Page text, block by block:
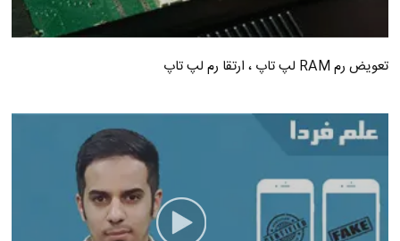
تعویض رم RAM لپ تاپ ، ارتقا رم لپ تاپ